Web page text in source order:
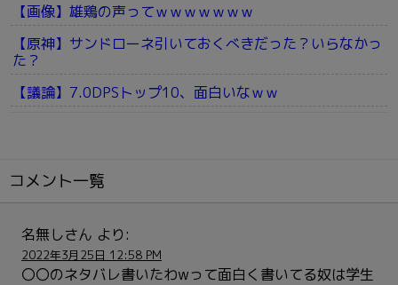
【画像】雄鶏の声ってｗｗｗｗｗｗｗ
【原神】サンドローネ引いておくべきだった？いらなかっ
た？
【議論】7.0DPSトップ10、面白いなｗｗ
コメント一覧
名無しさん より:
2022年3月25日 12:58 PM
〇〇のネタバレ書いたわwって面白く書いてる奴は学生